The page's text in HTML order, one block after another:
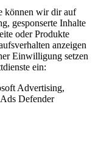
können wir dir auf
gesponserte Inhalte
oder Produkte
anzeigen
Einwilligung setzen
ein:
Advertising,
Defender